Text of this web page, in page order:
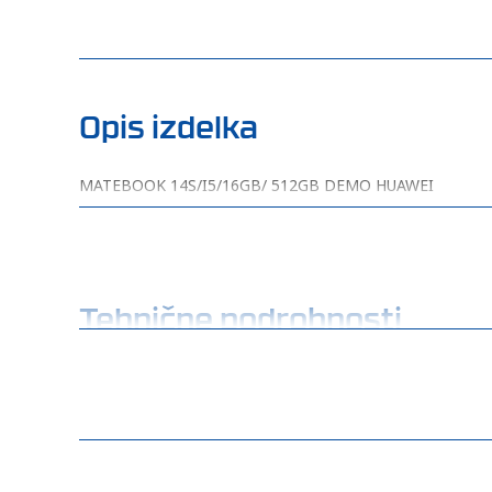
Opis izdelka
MATEBOOK 14S/I5/16GB/ 512GB DEMO HUAWEI
Tehnične podrobnosti